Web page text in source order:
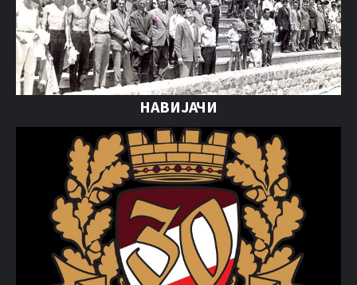
НАВИЈАЧИ